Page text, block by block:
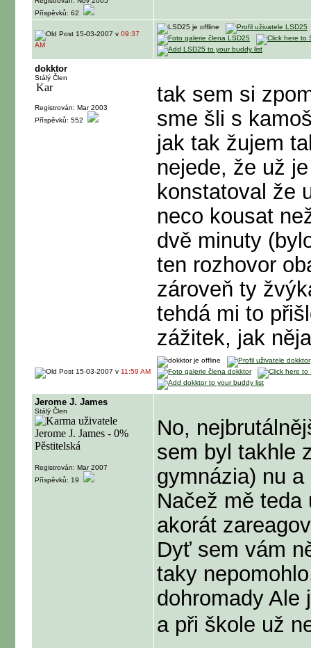
Příspěvků: 62
15-03-2007 v 09:37
AM
dokktor
Stálý Člen
Registrován: Mar 2003
Příspěvků: 552
tak sem si
sme šli s
jak tak žujem
nejede, že už
konstatoval že
neco kousat
dvě minuty
ten rozhovor
zároveň ty
tehdá mi to
zážitek, jak
15-03-2007 v 11:59 AM
Jerome J. James
Stálý Člen
Registrován: Mar 2007
Příspěvků: 19
No,
sem byl takhle
gymnázia) nu
Načež mě
akorát
Dyť sem vám
taky
dohromady Ale
a při škole už